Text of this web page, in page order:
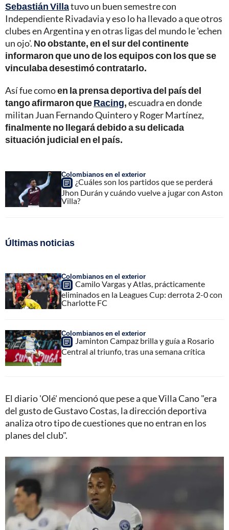
Sebastián Villatuvo un buen semestre con
Independiente Rivadavia y eso lo ha llevado a que otros
clubes en Argentina y en otras ligas del mundo le 'echen
un ojo'. No obstante, en el sur del continente
informaron que uno de los equipos con los que se
vinculaba desestimó contratarlo.
Así fue comoen la prensa deportiva del país del
tango afirmaron queRacing,escuadra en donde
militan Juan Fernando Quintero y Roger Martínez,
finalmente no llegará debido a su delicada
situación judicial en el país.
Colombianos en el exterior
¿Cuáles son los partidos que se perderá
Jhon Durán y cuándo vuelve a jugar con Aston
Villa?
Últimas noticias
Colombianos en el exterior
Camilo Vargas y Atlas, prácticamente
eliminados en la Leagues Cup: derrota 2-0 con
Charlotte FC
Colombianos en el exterior
Jaminton Campaz brilla y guía a Rosario
Central al triunfo, tras una semana crítica
El diario 'Olé' mencionó que pese a que Villa Cano "era
del gusto de Gustavo Costas, la dirección deportiva
analiza otro tipo de cuestiones que no entran en los
planes del club".